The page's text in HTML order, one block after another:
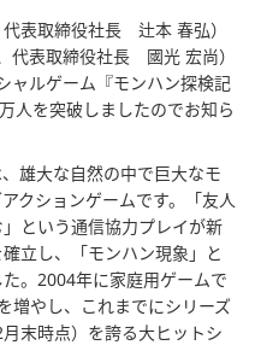
表取締役社長 辻本 春弘）
代表取締役社長 國光 宏尚）
ャルゲーム『モンハン探検記
人を突破しましたのでお知ら
雄大な自然の中で巨大なモ
クションゲームです。「友人
という通信協力プレイが新
立し、「モンハン現象」と
。2004年に家庭用ゲームで
増やし、これまでにシリーズ
末時点）を誇る大ヒットシ